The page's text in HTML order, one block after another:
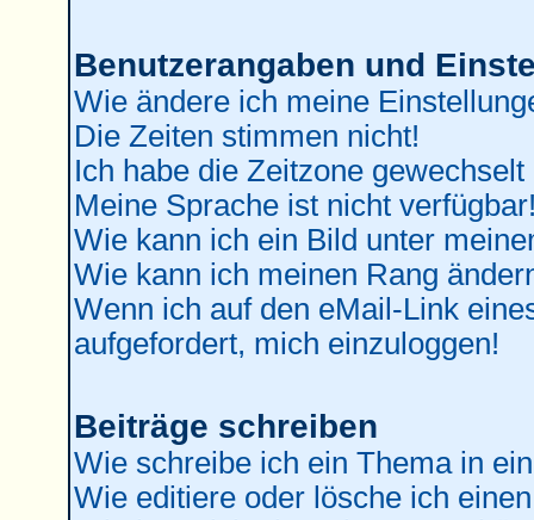
Benutzerangaben und
Wie ändere ich meine
Die Zeiten stimmen nicht!
Ich habe die Zeitzone
Meine Sprache ist nicht
Wie kann ich ein Bild unter
Wie kann ich meinen Rang
Wenn ich auf den eMail-Link
aufgefordert, mich einzuloggen!
Beiträge schreiben
Wie schreibe ich ein Thema in
Wie editiere oder lösche ich